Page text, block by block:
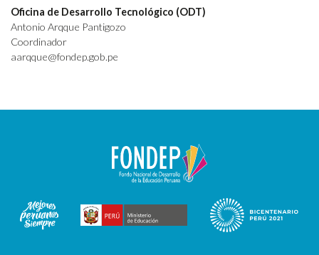
Oficina de Desarrollo Tecnológico (ODT)
Antonio Arqque Pantigozo
Coordinador
aarqque@fondep.gob.pe